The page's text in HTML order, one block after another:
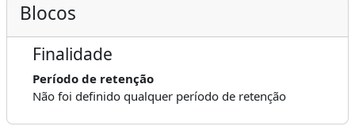
Blocos
Finalidade
Período de retenção
Não foi definido qualquer período de retenção